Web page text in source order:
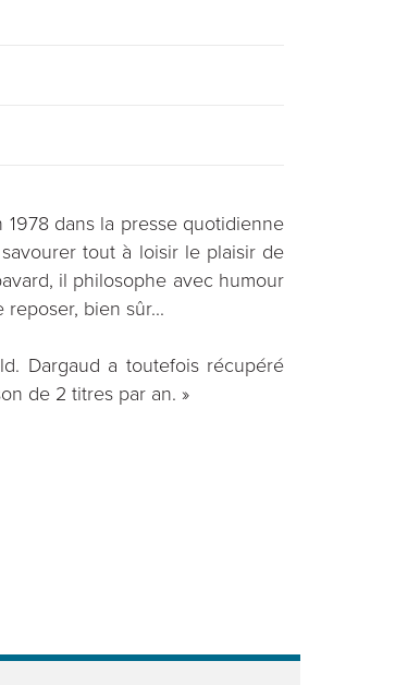
dans la presse quotidienne
tout à loisir le plaisir de
il philosophe avec humour
bien sûr...
Dargaud a toutefois récupéré
de 2 titres par an. »